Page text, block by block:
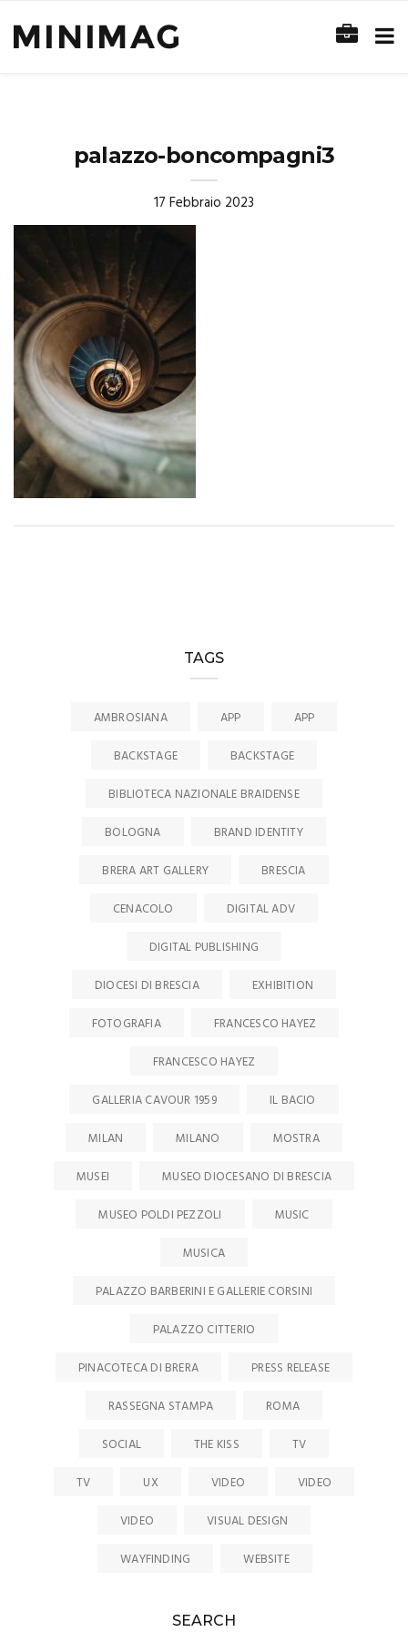
palazzo-boncompagni3
17 Febbraio 2023
TAGS
AMBROSIANA APP
APP
BACKSTAGE
BACKSTAGE
BIBLIOTECA NAZIONALE BRAIDENSE
BOLOGNA
BRAND IDENTITY
BRERA ART GALLERY
BRESCIA
CENACOLO
DIGITAL ADV
DIGITAL PUBLISHING
DIOCESI DI BRESCIA
EXHIBITION
FOTOGRAFIA
FRANCESCO HAYEZ
FRANCESCO HAYEZ
GALLERIA CAVOUR 1959
IL BACIO
MILAN
MILANO
MOSTRA
MUSEI
MUSEO DIOCESANO DI BRESCIA
MUSEO POLDI PEZZOLI
MUSIC
MUSICA
PALAZZO BARBERINI E GALLERIE CORSINI
PALAZZO CITTERIO
PINACOTECA DI BRERA
PRESS RELEASE
RASSEGNA STAMPA
ROMA
SOCIAL
THE KISS
TV
TV
UX VIDEO
VIDEO
VIDEO
VISUAL DESIGN
WAYFINDING
WEBSITE
SEARCH